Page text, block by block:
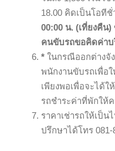
18.00 คิดเป็นโอทีชั่
00:00 น. (เที่ยงคืน
คนขับรถขอคิดค่าบ
* ในกรณีออกต่างจั
พนักงานขับรถเพื่อ
เพียงพอเพื่อจะได้ใ
รถชำระค่าที่พักให้
ราคาเช่ารถให้เป็
ปรึกษาได้โทร 081-